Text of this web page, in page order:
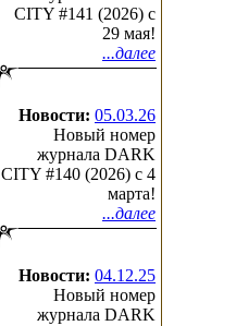
CITY #141 (2026) c
29 мая!
...далее
Новости: 05.03.26
Новый номер
журнала DARK
CITY #140 (2026) c 4
марта!
...далее
Новости: 04.12.25
Новый номер
журнала DARK